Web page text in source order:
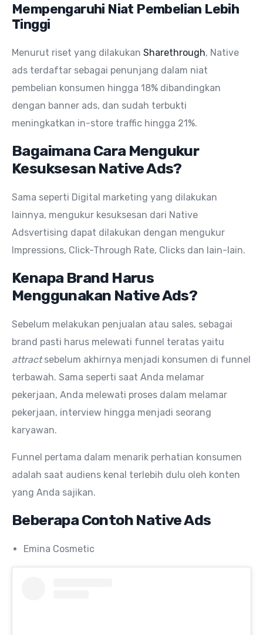
Mempengaruhi Niat Pembelian Lebih
Tinggi
Menurut riset yang dilakukan Sharethrough, Native
ads terdaftar sebagai penunjang dalam niat
pembelian konsumen hingga 18% dibandingkan
dengan banner ads, dan sudah terbukti
meningkatkan in-store traffic hingga 21%.
Bagaimana Cara Mengukur
Kesuksesan Native Ads?
Sama seperti Digital marketing yang dilakukan
lainnya, mengukur kesuksesan dari Native
Adsvertising dapat dilakukan dengan mengukur
Impressions, Click-Through Rate, Clicks dan lain-lain.
Kenapa Brand Harus
Menggunakan Native Ads?
Sebelum melakukan penjualan atau sales, sebagai
brand pasti harus melewati funnel teratas yaitu
attractsebelum akhirnya menjadi konsumen di funnel
terbawah. Sama seperti saat Anda melamar
pekerjaan, Anda melewati proses dalam melamar
pekerjaan, interview hingga menjadi seorang
karyawan.
Funnel pertama dalam menarik perhatian konsumen
adalah saat audiens kenal terlebih dulu oleh konten
yang Anda sajikan.
Beberapa Contoh Native Ads
Emina Cosmetic